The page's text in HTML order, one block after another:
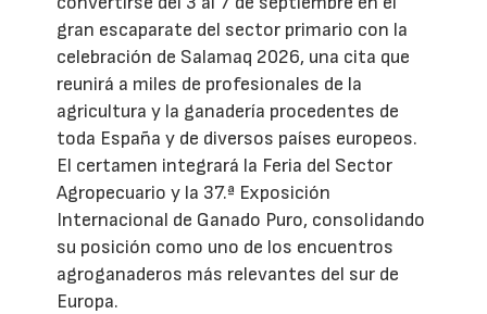
gran escaparate del sector primario con la
celebración de Salamaq 2026, una cita que
reunirá a miles de profesionales de la
agricultura y la ganadería procedentes de
toda España y de diversos países europeos.
El certamen integrará la Feria del Sector
Agropecuario y la 37.ª Exposición
Internacional de Ganado Puro, consolidando
su posición como uno de los encuentros
agroganaderos más relevantes del sur de
Europa.